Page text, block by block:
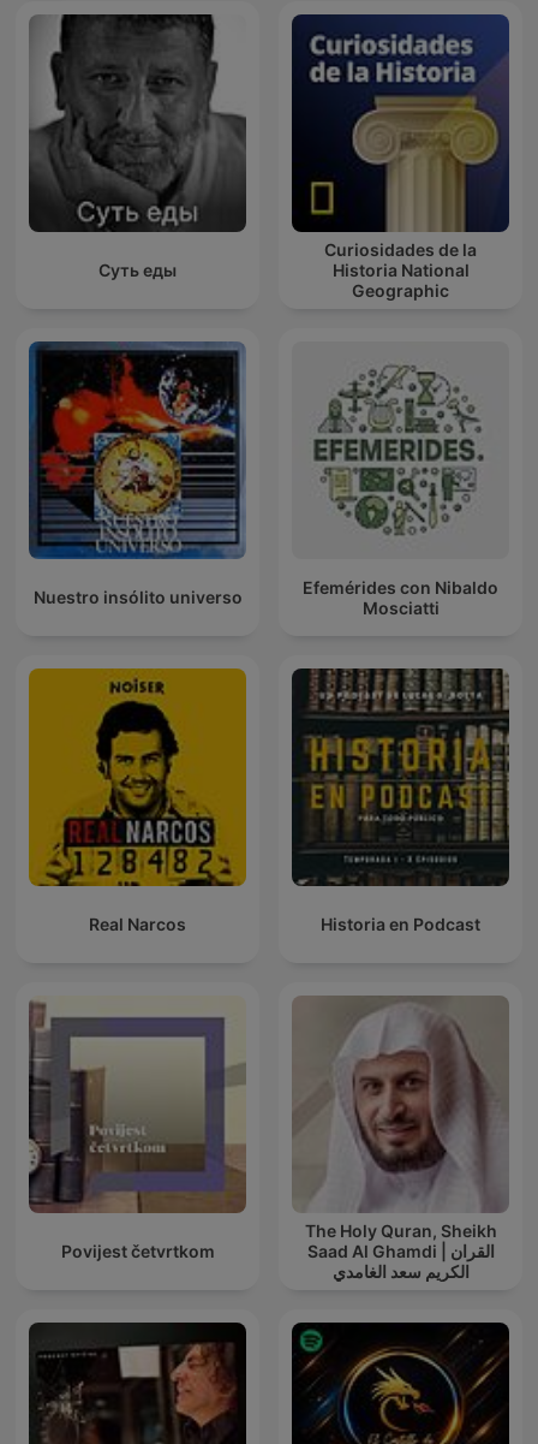
Суть еды
Curiosidades de la
Historia National
Geographic
Nuestro insólito universo
Efemérides con Nibaldo
Mosciatti
Real Narcos Historia en Podcast
Povijest četvrtkom
The Holy Quran, Sheikh
Saad Al Ghamdi | القران
الكريم سعد الغامدي